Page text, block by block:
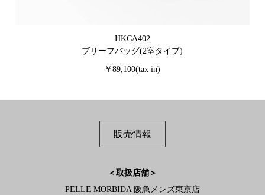
HKCA402
ブリーフバッグ(2室タイプ)
￥89,100(tax in)
販売情報
＜取扱店舗＞
PELLE MORBIDA 阪急メンズ東京店